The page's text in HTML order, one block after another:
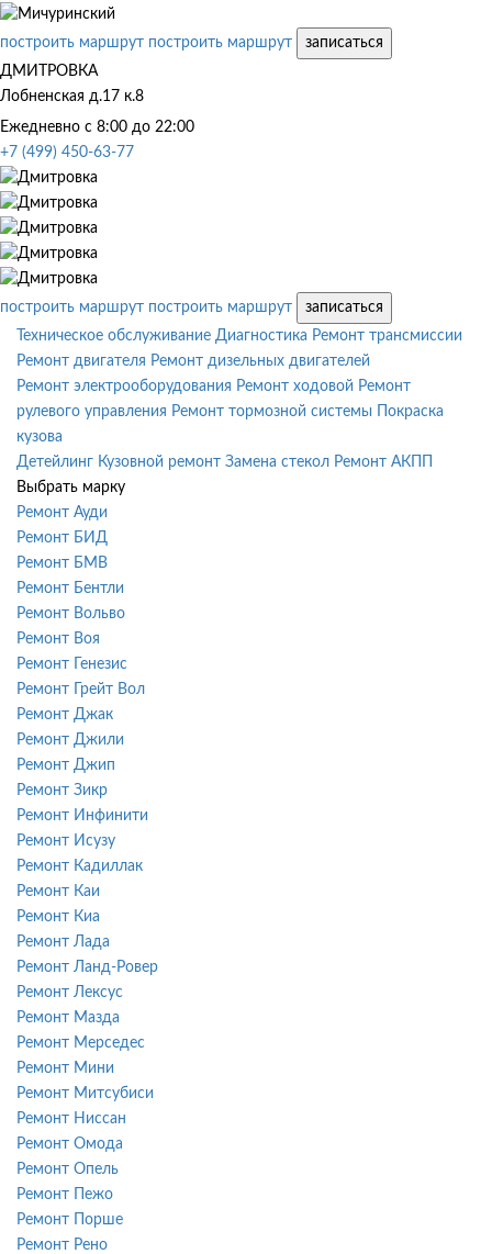
построить маршрут построить маршрут
записаться
ДМИТРОВКА
Лобненская д.17 к.8
Ежедневно с 8:00 до 22:00
+7 (499) 450-63-77
построить маршрут построить маршрут
записаться
Техническое обслуживание Диагностика Ремонт трансмиссии
Ремонт двигателя Ремонт дизельных двигателей
Ремонт электрооборудования Ремонт ходовой Ремонт
рулевого управления Ремонт тормозной системы
Покраска
кузова
Детейлинг Кузовной ремонт Замена стекол Ремонт АКПП
Выбрать марку
Ремонт Ауди
Ремонт БИД
Ремонт БМВ
Ремонт Бентли
Ремонт Вольво
Ремонт Воя
Ремонт Генезис
Ремонт Грейт Вол
Ремонт Джак
Ремонт Джили
Ремонт Джип
Ремонт Зикр
Ремонт Инфинити
Ремонт Исузу
Ремонт Кадиллак
Ремонт Каи
Ремонт Киа
Ремонт Лада
Ремонт Ланд-Ровер
Ремонт Лексус
Ремонт Мазда
Ремонт Мерседес
Ремонт Мини
Ремонт Митсубиси
Ремонт Ниссан
Ремонт Омода
Ремонт Опель
Ремонт Пежо
Ремонт Порше
Ремонт Рено